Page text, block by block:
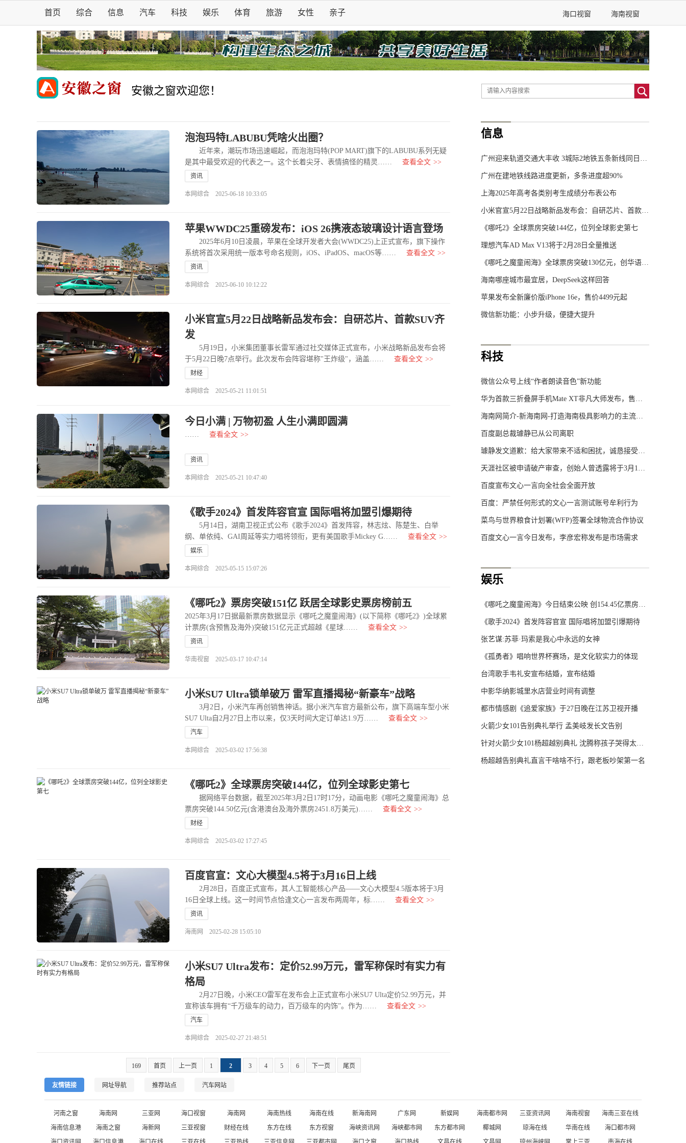
首页 综合 信息 汽车 科技 娱乐 体育 旅游 女性 亲子 海口视窗 海南视窗
安徽之窗欢迎您！
泡泡玛特LABUBU凭啥火出圈？
近年来，潮玩市场迅速崛起，而泡泡玛特(POP MART)旗下的LABUBU系列无疑
是其中最受欢迎的代表之一。这个长着尖牙、表情搞怪的精灵……
查看全文 >>
资讯
本网综合 2025-06-18 10:33:05
苹果WWDC25重磅发布：iOS 26携液态玻璃设计语言登场
2025年6月10日凌晨，苹果在全球开发者大会(WWDC25)上正式宣布，旗下操作
系统将首次采用统一版本号命名规则，iOS、iPadOS、macOS等……
查看全文 >>
资讯
本网综合 2025-06-10 10:12:22
小米官宣5月22日战略新品发布会：自研芯片、首款SUV齐
发
5月19日，小米集团董事长雷军通过社交媒体正式宣布，小米战略新品发布会将
于5月22日晚7点举行。此次发布会阵容堪称"王炸级"，涵盖……
查看全文 >>
财经
本网综合 2025-05-21 11:01:51
今日小满 | 万物初盈 人生小满即圆满
…… 查看全文 >>
资讯
本网综合 2025-05-21 10:47:40
《歌手2024》首发阵容官宣 国际唱将加盟引爆期待
5月14日，湖南卫视正式公布《歌手2024》首发阵容，林志炫、陈楚生、白举
纲、单依纯、GAI周延等实力唱将领衔，更有美国歌手Mickey G……
查看全文 >>
娱乐
本网综合 2025-05-15 15:07:26
《哪吒2》票房突破151亿 跃居全球影史票房榜前五
2025年3月17日据最新票房数据显示《哪吒之魔童闹海》(以下简称《哪吒2》)全球累
计票房(含预售及海外)突破151亿元正式超越《星球……
查看全文 >>
资讯
华南视窗 2025-03-17 10:47:14
小米SU7 Ultra锁单破万 雷军直播揭秘“新豪车”战略
3月2日，小米汽车再创销售神话。据小米汽车官方最新公布，旗下高端车型小米
SU7 Ulta自2月27日上市以来，仅3天时间大定订单达1.9万……
查看全文 >>
汽车
本网综合 2025-03-02 17:56:38
《哪吒2》全球票房突破144亿，位列全球影史第七
据网络平台数据，截至2025年3月2日17时17分，动画电影《哪吒之魔童闹海》总
票房突破144.50亿元(含港澳台及海外票房2451.8万美元)……
查看全文 >>
财经
本网综合 2025-03-02 17:27:45
百度官宣：文心大模型4.5将于3月16日上线
2月28日，百度正式宣布，其人工智能核心产品——文心大模型4.5版本将于3月
16日全球上线。这一时间节点恰逢文心一言发布两周年，标……
查看全文 >>
资讯
海南网 2025-02-28 15:05:10
小米SU7 Ultra发布：定价52.99万元，雷军称保时有实力有
格局
2月27日晚，小米CEO雷军在发布会上正式宣布小米SU7 Ulta定价52.99万元，并
宣称该车拥有“千万级车的动力，百万级车的内饰”。作为……
查看全文 >>
汽车
本网综合 2025-02-27 21:48:51
169 首页 上一页 1 2 3 4 5 6 下一页 尾页
信息
广州迎来轨道交通大丰收 3城际2地铁五条新线同日开通
广州在建地铁线路进度更新，多条进度超90%
上海2025年高考各类别考生成绩分布表公布
小米官宣5月22日战略新品发布会：自研芯片、首款SUV齐发
《哪吒2》全球票房突破144亿，位列全球影史第七
理想汽车AD Max V13将于2月28日全量推送
《哪吒之魔童闹海》全球票房突破130亿元，创华语电影新里程碑
海南哪座城市最宜居，DeepSeek这样回答
苹果发布全新廉价版iPhone 16e，售价4499元起
微信新功能：小步升级，便捷大提升
科技
微信公众号上线“作者朗读音色”新功能
华为首款三折叠屏手机Mate XT非凡大师发布，售价19999元起
海南网简介-新海南网-打造海南极具影响力的主流综合门户网站
百度副总裁璩静已从公司离职
璩静发文道歉：给大家带来不适和困扰，诚恳接受批评
天涯社区被申请破产审查，创始人曾透露将于3月1日重启
百度宣布文心一言向全社会全面开放
百度：严禁任何形式的文心一言测试账号牟利行为
菜鸟与世界粮食计划署(WFP)签署全球物流合作协议
百度文心一言今日发布，李彦宏称发布是市场需求
娱乐
《哪吒之魔童闹海》今日结束公映 创154.45亿票房神话
《歌手2024》首发阵容官宣 国际唱将加盟引爆期待
张艺谋:苏菲·玛索是我心中永远的女神
《孤勇者》唱响世界杯赛场，是文化软实力的体现
台湾歌手韦礼安宣布结婚，宣布结婚
中影华纳影城里水店营业时间有调整
都市情感剧《追爱家族》于27日晚在江苏卫视开播
火箭少女101告别典礼举行 孟美岐发长文告别
针对火箭少女101杨超越别典礼 沈腾称孩子哭得太惨啦
杨超越告别典礼直言干啥啥不行，跟老板吵架第一名
友情链接 网址导航 推荐站点 汽车网站
河南之窗 海南网 三亚网 海口视窗 海南网 海南热线 海南在线 新海南网 广东网 新娱网 海南都市网 三亚资讯网 海南视窗
海南三亚在线
海南信息港
海南之窗 海新网 三亚视窗 财经在线 东方在线 东方视窗 海峡资讯网 海峡都市网 东方都市网 椰城网 琼海在线 华南在线
海口都市网